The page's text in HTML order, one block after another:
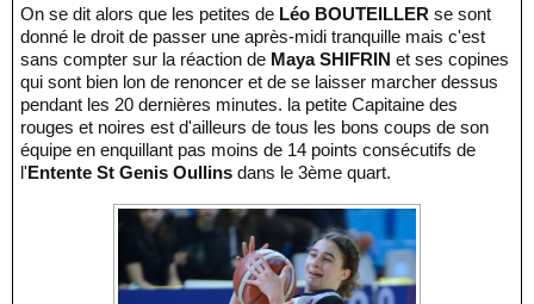
On se dit alors que les petites de Léo BOUTEILLER se sont
donné le droit de passer une après-midi tranquille mais c'est
sans compter sur la réaction de Maya SHIFRIN et ses copines
qui sont bien lon de renoncer et de se laisser marcher dessus
pendant les 20 dernières minutes. la petite Capitaine des
rouges et noires est d'ailleurs de tous les bons coups de son
équipe en enquillant pas moins de 14 points consécutifs de
l'Entente St Genis Oullins dans le 3ème quart.